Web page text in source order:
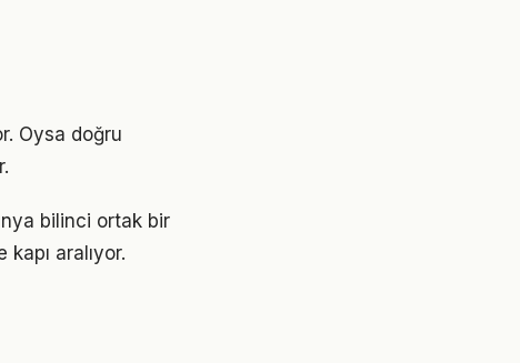
Oysa doğru
bilinci ortak bir
aralıyor.